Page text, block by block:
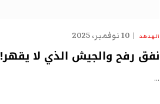
الهدهد 10 نوفمبر، 2025
نفق رفح والجيش الذي لا يقهر!
…